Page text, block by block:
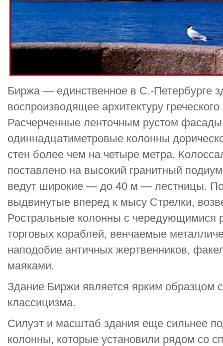
Биржа — единственное в С.-Петербурге
воспроизводящее архитектуру
Расчерченные ленточным рустом
одиннадцатиметровые колонны
стен более чем на четыре метра.
поставлено на высокий гранитный
ведут широкие — до 40 м — лестницы.
выдвинутые вперед к мысу Стрелки,
Ростральные колонны с чередующимися
торговых кораблей, венчаемые
наподобие античных жертвенников,
маяками.
Здание Биржи является ярким образцом
классицизма.
Силуэт и масштаб здания еще сильнее
колонны, которые установили рядом со